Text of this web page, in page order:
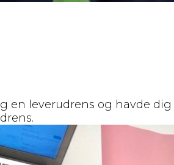
en leverudrens og havde